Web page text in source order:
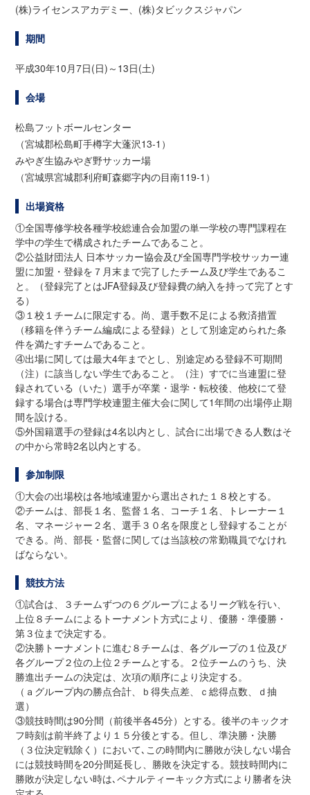
(株)ライセンスアカデミー、(株)タビックスジャパン
期間
平成30年10月7日(日)～13日(土)
会場
松島フットボールセンター
（宮城郡松島町手樽字大蓬沢13-1）
みやぎ生協みやぎ野サッカー場
（宮城県宮城郡利府町森郷字内の目南119-1）
出場資格
①全国専修学校各種学校総連合会加盟の単一学校の専門課程在
学中の学生で構成されたチームであること。
②公益財団法人 日本サッカー協会及び全国専門学校サッカー連
盟に加盟・登録を７月末まで完了したチーム及び学生であるこ
と。（登録完了とはJFA登録及び登録費の納入を持って完了とす
る）
③１校１チームに限定する。尚、選手数不足による救済措置
（移籍を伴うチーム編成による登録）として別途定められた条
件を満たすチームであること。
④出場に関しては最大4年までとし、別途定める登録不可期間
（注）に該当しない学生であること。（注）すでに当連盟に登
録されている（いた）選手が卒業・退学・転校後、他校にて登
録する場合は専門学校連盟主催大会に関して1年間の出場停止期
間を設ける。
⑤外国籍選手の登録は4名以内とし、試合に出場できる人数はそ
の中から常時2名以内とする。
参加制限
①大会の出場校は各地域連盟から選出された１８校とする。
②チームは、部長１名、監督１名、コーチ１名、トレーナー１
名、マネージャー２名、選手３０名を限度とし登録することが
できる。尚、部長・監督に関しては当該校の常勤職員でなけれ
ばならない。
競技方法
①試合は、３チームずつの６グループによるリーグ戦を行い、
上位８チームによるトーナメント方式により、優勝・準優勝・
第３位まで決定する。
②決勝トーナメントに進む８チームは、各グループの１位及び
各グループ２位の上位２チームとする。２位チームのうち、決
勝進出チームの決定は、次項の順序により決定する。
（ａグループ内の勝点合計、ｂ得失点差、ｃ総得点数、ｄ抽
選）
③競技時間は90分間（前後半各45分）とする。後半のキックオ
フ時刻は前半終了より１５分後とする。但し、準決勝・決勝
（３位決定戦除く）において､この時間内に勝敗が決しない場合
には競技時間を20分間延長し、勝敗を決定する。競技時間内に
勝敗が決定しない時は､ペナルティーキック方式により勝者を決